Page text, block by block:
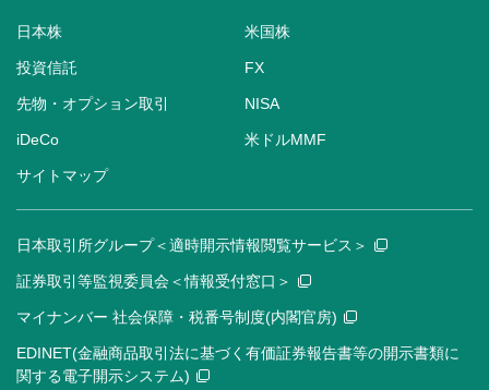
日本株 米国株
投資信託 FX
先物・オプション取引 NISA
iDeCo 米ドルMMF
サイトマップ
日本取引所グループ＜適時開示情報閲覧サービス＞
証券取引等監視委員会＜情報受付窓口＞
マイナンバー 社会保障・税番号制度(内閣官房)
EDINET(金融商品取引法に基づく有価証券報告書等の開示書類に
関する電子開示システム)